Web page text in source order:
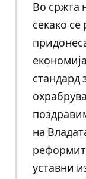
Во сржта
секако
стандард
на
уставни